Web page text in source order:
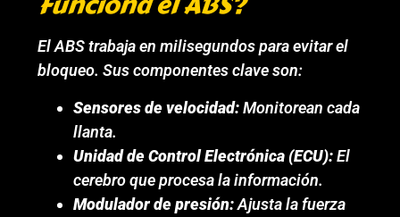
El ABS trabaja en milisegundos para evitar el
bloqueo. Sus componentes clave son:
Sensores de velocidad:Monitorean cada
llanta.
Unidad de Control Electrónica (ECU):El
cerebro que procesa la información.
Modulador de presión:Ajusta la fuerza